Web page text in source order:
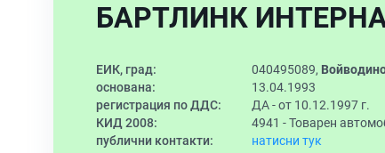
БАРТЛИНК
ЕИК, град: 040495089,
основана:
13.04.1993
регистрация по ДДС:
ДА - от 10.12.1997 г.
КИД 2008:
4941 -Товарен
публични контакти:
натисни тук